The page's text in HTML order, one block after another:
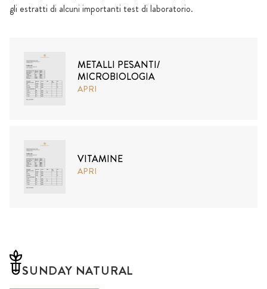
gli estratti di alcuni importanti test di laboratorio.
METALLI PESANTI/
MICROBIOLOGIA
APRI
VITAMINE
APRI
SUNDAY NATURAL